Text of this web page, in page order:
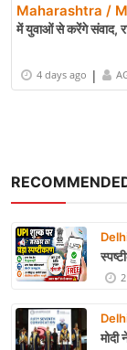
मोदी
Maharashtra /
में युवाओं से करेंगे संवाद,
4 days ago |